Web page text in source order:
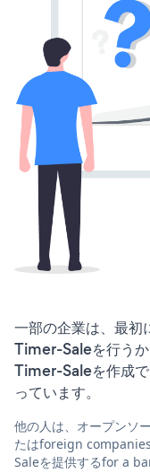
一部の企業は、最
Timer-Saleを行う
Timer-Saleを作成
っています。
他の人は、オープンソ
たはforeign
Saleを提供するfor a